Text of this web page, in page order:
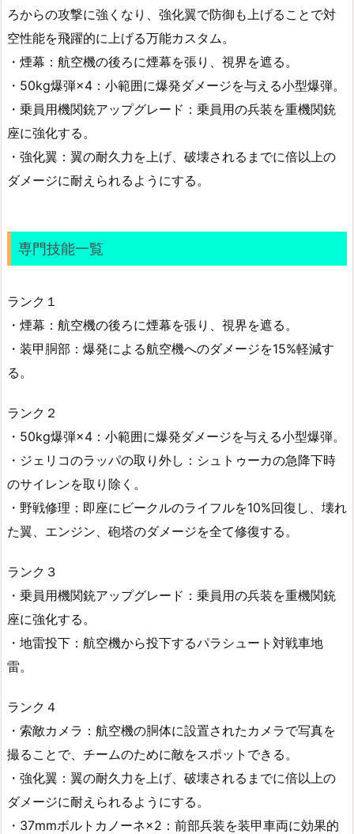
ろからの攻撃に強くなり、強化翼で防御も上げることで対
空性能を飛躍的に上げる万能カスタム。
・煙幕：航空機の後ろに煙幕を張り、視界を遮る。
・50kg爆弾×4：小範囲に爆発ダメージを与える小型爆弾。
・乗員用機関銃アップグレード：乗員用の兵装を重機関銃
座に強化する。
・強化翼：翼の耐久力を上げ、破壊されるまでに倍以上の
ダメージに耐えられるようにする。
専門技能一覧
ランク１
・煙幕：航空機の後ろに煙幕を張り、視界を遮る。
・装甲胴部：爆発による航空機へのダメージを15%軽減す
る。
ランク２
・50kg爆弾×4：小範囲に爆発ダメージを与える小型爆弾。
・ジェリコのラッパの取り外し：シュトゥーカの急降下時
のサイレンを取り除く。
・野戦修理：即座にビークルのライフルを10%回復し、壊れ
た翼、エンジン、砲塔のダメージを全て修復する。
ランク３
・乗員用機関銃アップグレード：乗員用の兵装を重機関銃
座に強化する。
・地雷投下：航空機から投下するパラシュート対戦車地
雷。
ランク４
・索敵カメラ：航空機の胴体に設置されたカメラで写真を
撮ることで、チームのために敵をスポットできる。
・強化翼：翼の耐久力を上げ、破壊されるまでに倍以上の
ダメージに耐えられるようにする。
・37mmボルトカノーネ×2：前部兵装を装甲車両に効果的